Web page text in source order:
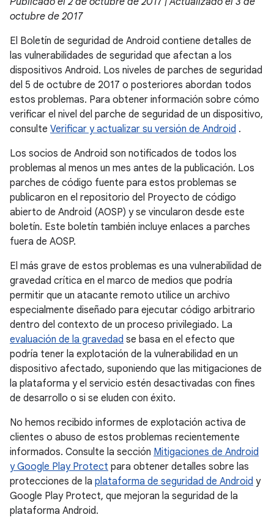
octubre de 2017
El Boletín de seguridad de Android contiene detalles de
las vulnerabilidades de seguridad que afectan a los
dispositivos Android. Los niveles de parches de seguridad
del 5 de octubre de 2017 o posteriores abordan todos
estos problemas. Para obtener información sobre cómo
verificar el nivel del parche de seguridad de un dispositivo,
consulte Verificar y actualizar su versión de Android .
Los socios de Android son notificados de todos los
problemas al menos un mes antes de la publicación. Los
parches de código fuente para estos problemas se
publicaron en el repositorio del Proyecto de código
abierto de Android (AOSP) y se vincularon desde este
boletín. Este boletín también incluye enlaces a parches
fuera de AOSP.
El más grave de estos problemas es una vulnerabilidad de
gravedad crítica en el marco de medios que podría
permitir que un atacante remoto utilice un archivo
especialmente diseñado para ejecutar código arbitrario
dentro del contexto de un proceso privilegiado. La
evaluación de la gravedad se basa en el efecto que
podría tener la explotación de la vulnerabilidad en un
dispositivo afectado, suponiendo que las mitigaciones de
la plataforma y el servicio estén desactivadas con fines
de desarrollo o si se eluden con éxito.
No hemos recibido informes de explotación activa de
clientes o abuso de estos problemas recientemente
informados. Consulte la sección Mitigaciones de Android
y Google Play Protect para obtener detalles sobre las
protecciones de la plataforma de seguridad de Android y
Google Play Protect, que mejoran la seguridad de la
plataforma Android.